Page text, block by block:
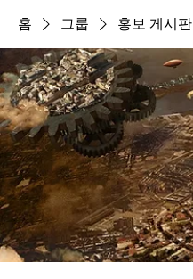
홈 그룹 홍보 게시판